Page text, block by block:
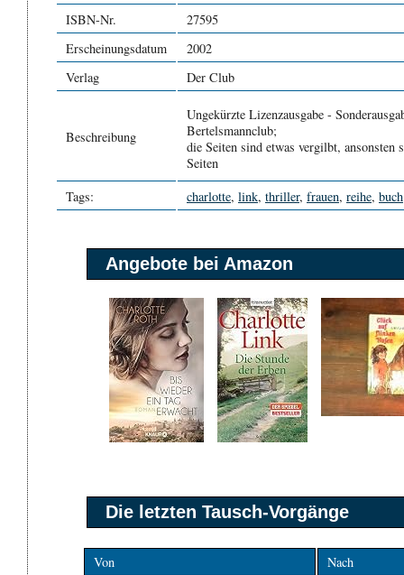
ISBN-Nr.
27595
Erscheinungsdatum
2002
Verlag
Der Club
Beschreibung
Ungekürzte Lizenzausgabe -
Bertelsmannclub;
die Seiten sind etwas vergilbt, ansonsten
Seiten
Tags:
charlotte, link, thriller, frauen, reihe, buch
Angebote bei Amazon
Die letzten Tausch-Vorgänge
Von
Nach